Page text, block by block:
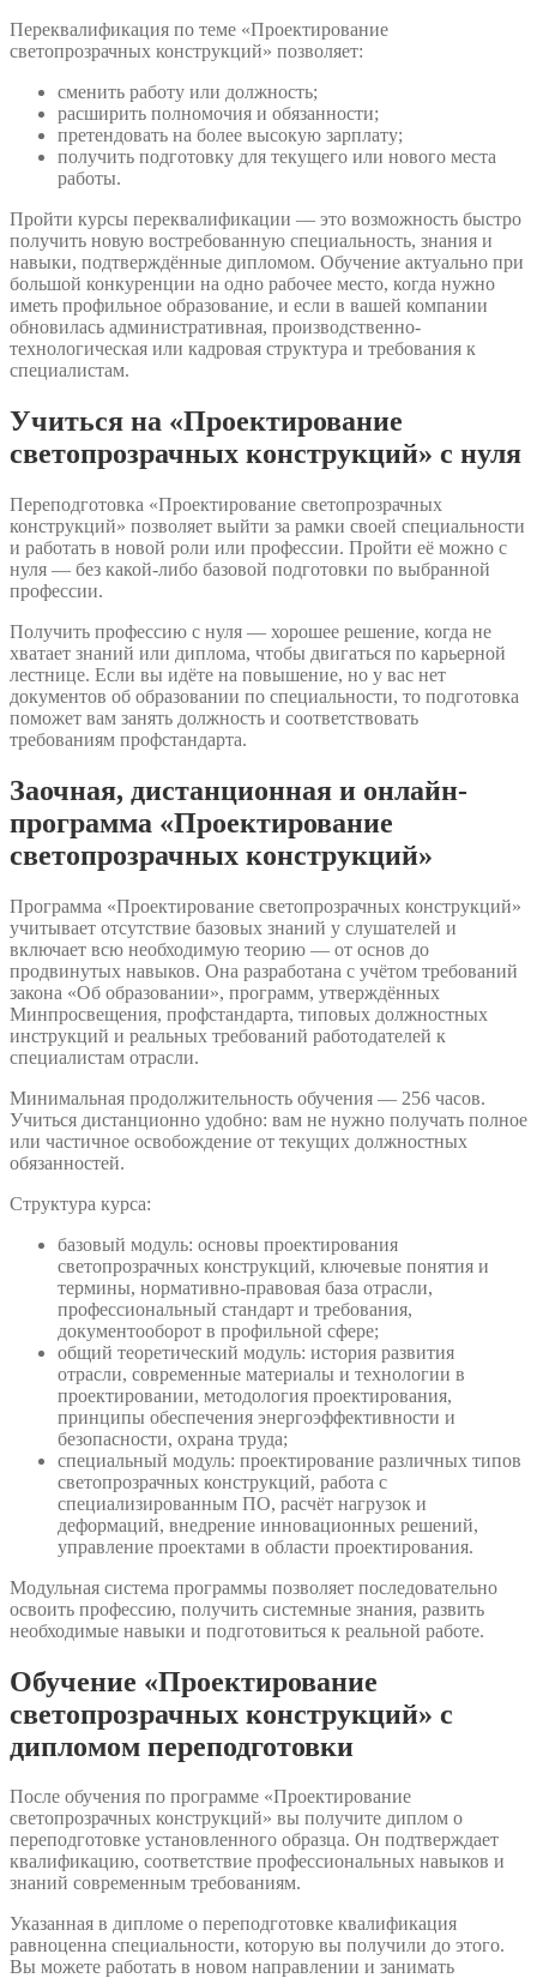
Переквалификация по теме «Проектирование
светопрозрачных конструкций» позволяет:
сменить работу или должность;
расширить полномочия и обязанности;
претендовать на более высокую зарплату;
получить подготовку для текущего или нового места
работы.
Пройти курсы переквалификации — это возможность быстро
получить новую востребованную специальность, знания и
навыки, подтверждённые дипломом. Обучение актуально при
большой конкуренции на одно рабочее место, когда нужно
иметь профильное образование, и если в вашей компании
обновилась административная, производственно-
технологическая или кадровая структура и требования к
специалистам.
Учиться на «Проектирование
светопрозрачных конструкций» с нуля
Переподготовка «Проектирование светопрозрачных
конструкций» позволяет выйти за рамки своей специальности
и работать в новой роли или профессии. Пройти её можно с
нуля — без какой-либо базовой подготовки по выбранной
профессии.
Получить профессию с нуля — хорошее решение, когда не
хватает знаний или диплома, чтобы двигаться по карьерной
лестнице. Если вы идёте на повышение, но у вас нет
документов об образовании по специальности, то подготовка
поможет вам занять должность и соответствовать
требованиям профстандарта.
Заочная, дистанционная и онлайн-
программа «Проектирование
светопрозрачных конструкций»
Программа «Проектирование светопрозрачных конструкций»
учитывает отсутствие базовых знаний у слушателей и
включает всю необходимую теорию — от основ до
продвинутых навыков. Она разработана с учётом требований
закона «Об образовании», программ, утверждённых
Минпросвещения, профстандарта, типовых должностных
инструкций и реальных требований работодателей к
специалистам отрасли.
Минимальная продолжительность обучения — 256 часов.
Учиться дистанционно удобно: вам не нужно получать полное
или частичное освобождение от текущих должностных
обязанностей.
Структура курса:
базовый модуль: основы проектирования
светопрозрачных конструкций, ключевые понятия и
термины, нормативно-правовая база отрасли,
профессиональный стандарт и требования,
документооборот в профильной сфере;
общий теоретический модуль: история развития
отрасли, современные материалы и технологии в
проектировании, методология проектирования,
принципы обеспечения энергоэффективности и
безопасности, охрана труда;
специальный модуль: проектирование различных типов
светопрозрачных конструкций, работа с
специализированным ПО, расчёт нагрузок и
деформаций, внедрение инновационных решений,
управление проектами в области проектирования.
Модульная система программы позволяет последовательно
освоить профессию, получить системные знания, развить
необходимые навыки и подготовиться к реальной работе.
Обучение «Проектирование
светопрозрачных конструкций» с
дипломом переподготовки
После обучения по программе «Проектирование
светопрозрачных конструкций» вы получите диплом о
переподготовке установленного образца. Он подтверждает
квалификацию, соответствие профессиональных навыков и
знаний современным требованиям.
Указанная в дипломе о переподготовке квалификация
равноценна специальности, которую вы получили до этого.
Вы можете работать в новом направлении и занимать